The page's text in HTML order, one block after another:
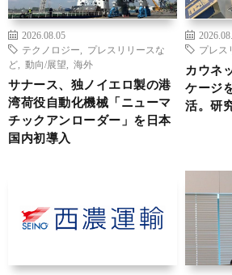
2026.08.05
テクノロジー
プレスリリースな
ど
動向/展望 海外
サナース、独ノイエロ製の港
湾荷役自動化機械「ニューマ
チックアンローダー」を日本
国内初導入
プレス
カウネ
ケージ
活。研